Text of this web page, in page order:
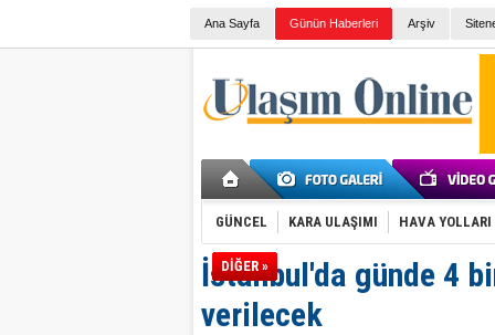
Ana Sayfa Günün Haberleri Arşiv
GÜNCEL KARA ULAŞIMI HAVA YOLLARI
DİĞER »
İstanbul'da günde 4
verilecek